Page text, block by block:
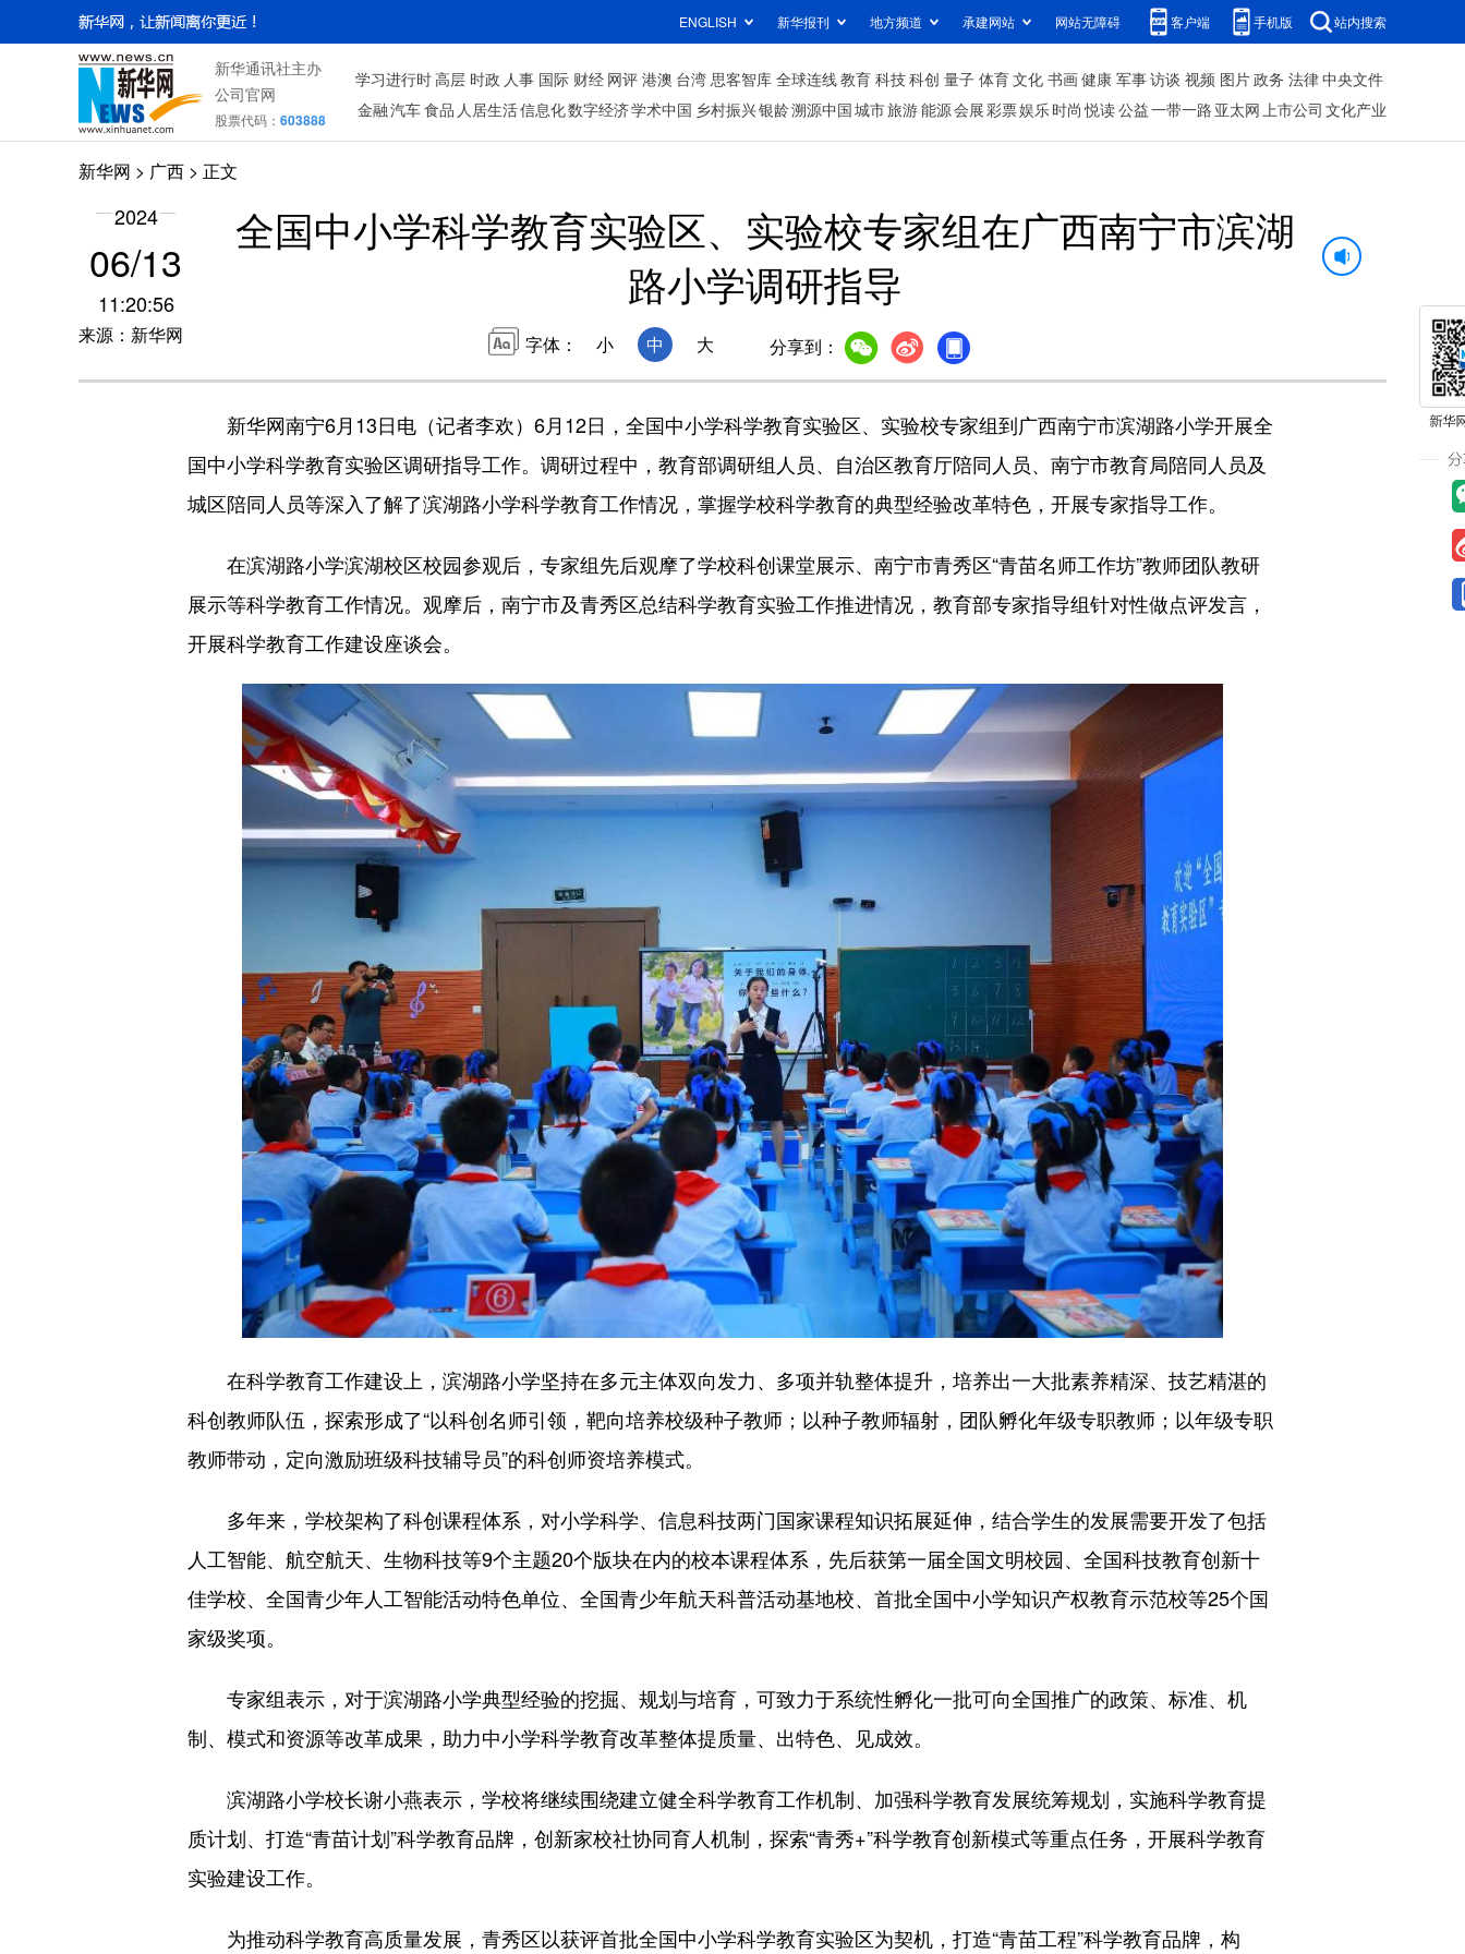
ENGLISH 新华报刊 地方频道 承建网站 网站无障碍 客户端 手机版 站内搜索
新华通讯社主办
公司官网
股票代码： 603888
学习进行时高层 时政 人事 国际 财经 网评 港澳 台湾 思客智库 全球连线教育 科技科创 量子 体育文化 书画健康 军事访谈 视频 图片政务 法律中央文件
金融汽车食品 人居生活信息化数字经济学术中国 乡村振兴银龄溯源中国城市旅游能源会展彩票娱乐时尚 悦读公益一带一路 亚太网上市公司 文化产业
新华网 > 广西 > 正文
2024
06/13
11:20:56
来源：新华网
全国中小学科学教育实验区、实验校专家组在广西南宁市滨湖
路小学调研指导
字体： 小 中 大 分享到：
新华网南宁6月13日电（记者李欢）6月12日，全国中小学科学教育实验区、实验校专家组到广西南宁市滨湖路小学开展全
国中小学科学教育实验区调研指导工作。调研过程中，教育部调研组人员、自治区教育厅陪同人员、南宁市教育局陪同人员及
城区陪同人员等深入了解了滨湖路小学科学教育工作情况，掌握学校科学教育的典型经验改革特色，开展专家指导工作。
在滨湖路小学滨湖校区校园参观后，专家组先后观摩了学校科创课堂展示、南宁市青秀区“青苗名师工作坊”教师团队教研
展示等科学教育工作情况。观摩后，南宁市及青秀区总结科学教育实验工作推进情况，教育部专家指导组针对性做点评发言，
开展科学教育工作建设座谈会。
在科学教育工作建设上，滨湖路小学坚持在多元主体双向发力、多项并轨整体提升，培养出一大批素养精深、技艺精湛的
科创教师队伍，探索形成了“以科创名师引领，靶向培养校级种子教师；以种子教师辐射，团队孵化年级专职教师；以年级专职
教师带动，定向激励班级科技辅导员”的科创师资培养模式。
多年来，学校架构了科创课程体系，对小学科学、信息科技两门国家课程知识拓展延伸，结合学生的发展需要开发了包括
人工智能、航空航天、生物科技等9个主题20个版块在内的校本课程体系，先后获第一届全国文明校园、全国科技教育创新十
佳学校、全国青少年人工智能活动特色单位、全国青少年航天科普活动基地校、首批全国中小学知识产权教育示范校等25个国
家级奖项。
专家组表示，对于滨湖路小学典型经验的挖掘、规划与培育，可致力于系统性孵化一批可向全国推广的政策、标准、机
制、模式和资源等改革成果，助力中小学科学教育改革整体提质量、出特色、见成效。
滨湖路小学校长谢小燕表示，学校将继续围绕建立健全科学教育工作机制、加强科学教育发展统筹规划，实施科学教育提
质计划、打造“青苗计划”科学教育品牌，创新家校社协同育人机制，探索“青秀+”科学教育创新模式等重点任务，开展科学教育
实验建设工作。
为推动科学教育高质量发展，青秀区以获评首批全国中小学科学教育实验区为契机，打造“青苗工程”科学教育品牌，构